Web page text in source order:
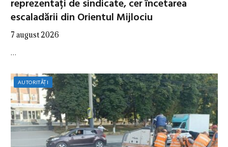
reprezentați de sindicate, cer încetarea
escaladării din Orientul Mijlociu
7 august 2026
…
AUTORITĂȚI